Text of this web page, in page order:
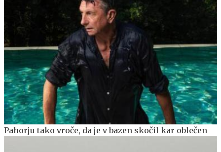
Pahorju tako vroče, da je v bazen skočil kar oblečen